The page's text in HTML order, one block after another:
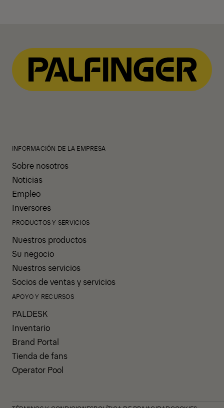
INFORMACIÓN DE LA EMPRESA
Sobre nosotros
Noticias
Empleo
Inversores
PRODUCTOS Y SERVICIOS
Nuestros productos
Su negocio
Nuestros servicios
Socios de ventas y servicios
APOYO Y RECURSOS
PALDESK
Inventario
Brand Portal
Tienda de fans
Operator Pool